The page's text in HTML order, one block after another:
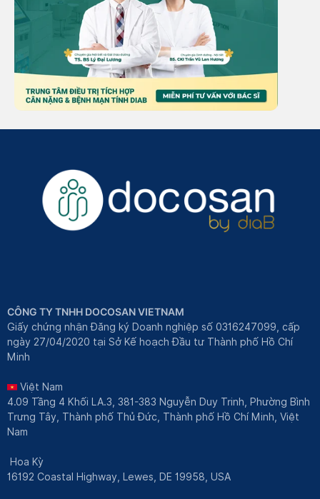
CÔNG TY TNHH DOCOSAN VIETNAM
Giấy chứng nhận Đăng ký Doanh nghiệp số 0316247099, cấp
ngày 27/04/2020 tại Sở Kế hoạch Đầu tư Thành phố Hồ Chí
Minh
Việt Nam
4.09 Tầng 4 Khối LA.3, 381-383 Nguyễn Duy Trinh, Phường Bình
Trưng Tây, Thành phố Thủ Đức, Thành phố Hồ Chí Minh, Việt
Nam
Hoa Kỳ
16192 Coastal Highway, Lewes, DE 19958, USA